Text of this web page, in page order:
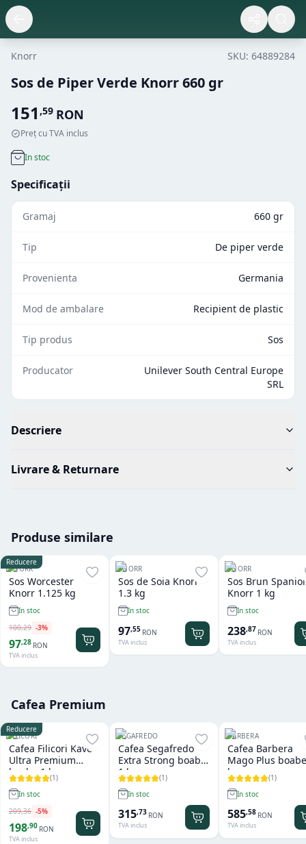
Knorr SKU: 64889284
Sos de Piper Verde Knorr 660 gr
151 ,59 RON
Preț cu TVA inclus
In stoc
Specificații
Gramaj 660 gr
Tip De piper verde
Provenienta Germania
Mod de ambalare Recipient de plastic
Tip produs Sos
Producator
Unilever South Central Europe
SRL
Descriere
Livrare & Returnare
Produse similare
Reducere
KNORR
Sos Worcester
Knorr 1.125 kg
In stoc
100,29 -3%
97,28 RON
TVA inclus
KNORR
Sos de Soia Knorr
1.3 kg
In stoc
97,55 RON
TVA inclus
KNORR
Sos Brun Spaniol
Knorr 1 kg
In stoc
238,87 RON
TVA inclus
Cafea Premium
Reducere
FILICORI
Cafea Filicori Kave
Ultra Premium
boabe 1 kg
(1)
In stoc
209,36 -5%
198,90 RON
TVA inclus
SEGAFREDO
Cafea Segafredo
Extra Strong boabe
1 kg
(1)
In stoc
315,73 RON
TVA inclus
BARBERA
Cafea Barbera
Mago Plus
kg
(1)
In stoc
585,58 RON
TVA inclus